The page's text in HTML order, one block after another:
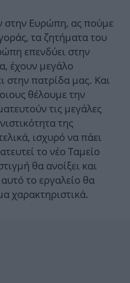
στην Ευρώπη, ας πούμε
τα ζητήματα του
επενδύει στην
έχουν μεγάλο
στην πατρίδα μας. Και
θέλουμε την
τις μεγάλες
της
ισχυρό να πάει
το νέο Ταμείο
θα ανοίξει και
το εργαλείο θα
χαρακτηριστικά.